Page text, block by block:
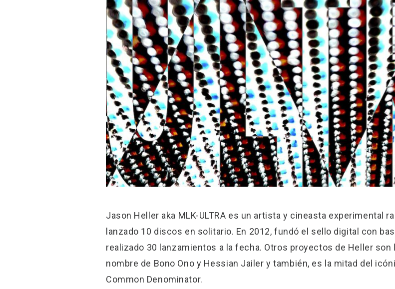
Jason Heller aka MLK-ULTRA es un artista y cineasta experimental
lanzado 10 discos en solitario. En 2012, fundó el sello digital con
realizado 30 lanzamientos a la fecha. Otros proyectos de Heller
nombre de Bono Ono y Hessian Jailer y también, es la mitad del
Common Denominator.